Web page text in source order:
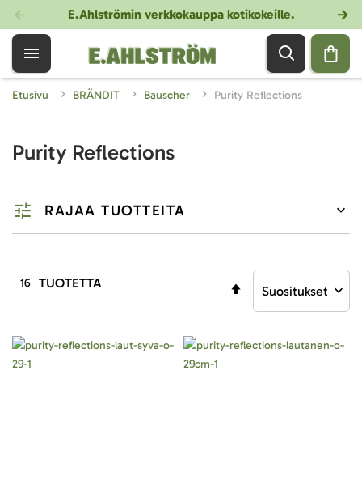
E.Ahlströmin verkkokauppa kotikokeille.
Etusivu BRÄNDIT Bauscher Purity Reflections
Purity Reflections
16 TUOTETTA
Aseta
RAJAA TUOTTEITA